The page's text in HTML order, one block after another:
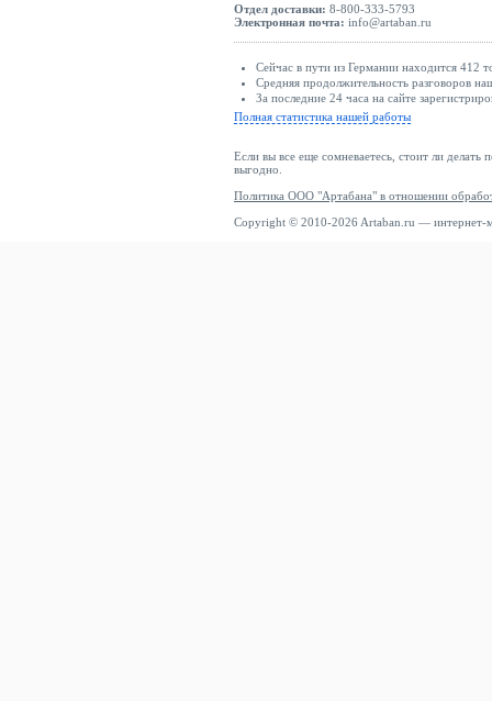
Отдел доставки: 8-800-333-5793
Электронная почта: info@artaban.ru
Сейчас в пути из Германии находится 412
Средняя продолжительность разговоров
За последние 24 часа на сайте
Полная статистика нашей работы
Если вы все еще сомневаетесь, стоит ли делать
выгодно.
Политика ООО "Артабана" в отношении
Copyright © 2010-2026 Artaban.ru — интернет-